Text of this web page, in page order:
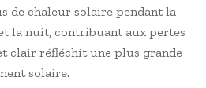
de chaleur solaire pendant la
la nuit, contribuant aux pertes
clair réfléchit une plus grande
solaire.